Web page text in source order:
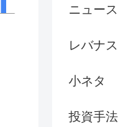
ニュース
レバナス
小ネタ
投資手法